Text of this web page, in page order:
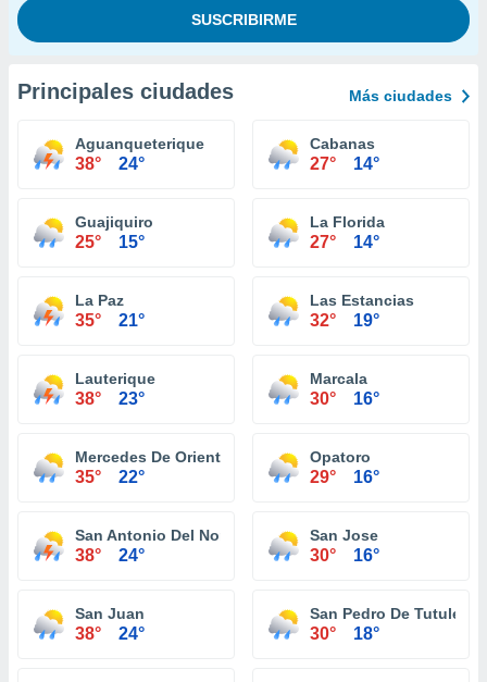
Principales ciudades Más ciudades
Aguanqueterique
38° 24°
Cabanas
27° 14°
Guajiquiro
25° 15°
La Florida
27° 14°
La Paz
35° 21°
Las Estancias
32° 19°
Lauterique
38° 23°
Marcala
30° 16°
Mercedes De Oriente
35° 22°
Opatoro
29° 16°
San Antonio Del Norte
38° 24°
San Jose
30° 16°
San Juan
38° 24°
San Pedro De Tutule
30° 18°